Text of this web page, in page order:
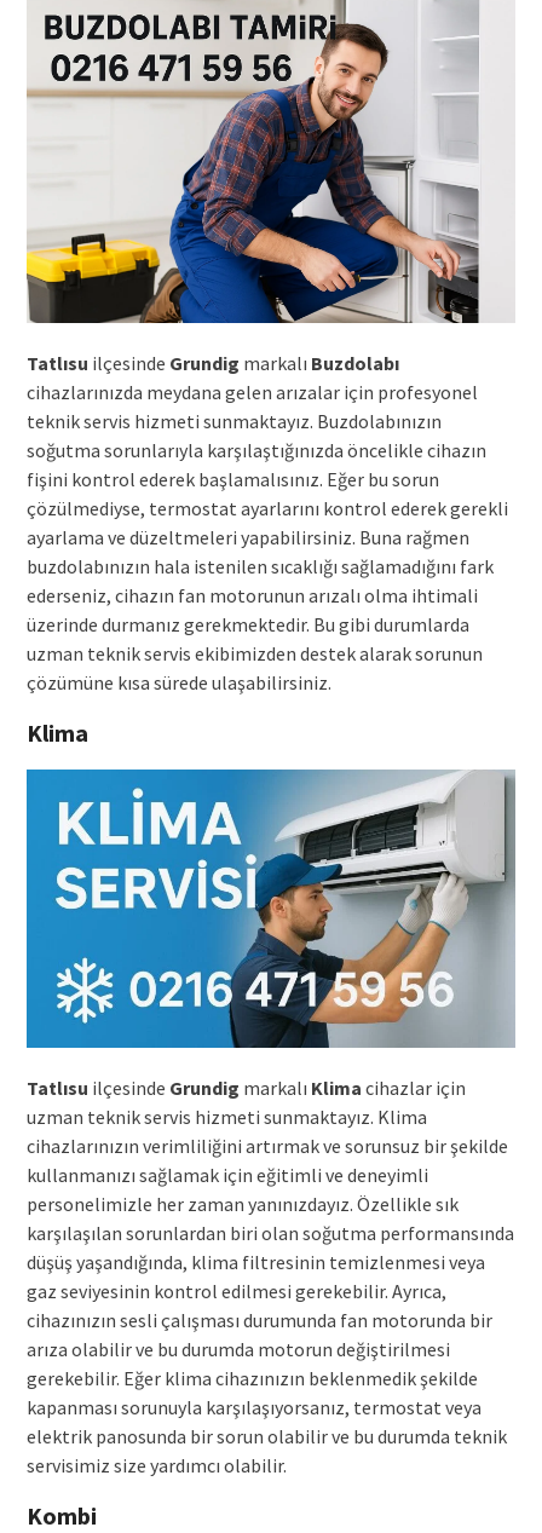
Tatlısu ilçesinde Grundig markalı Buzdolabı
cihazlarınızda meydana gelen arızalar için profesyonel
teknik servis hizmeti sunmaktayız. Buzdolabınızın
soğutma sorunlarıyla karşılaştığınızda öncelikle cihazın
fişini kontrol ederek başlamalısınız. Eğer bu sorun
çözülmediyse, termostat ayarlarını kontrol ederek gerekli
ayarlama ve düzeltmeleri yapabilirsiniz. Buna rağmen
buzdolabınızın hala istenilen sıcaklığı sağlamadığını fark
ederseniz, cihazın fan motorunun arızalı olma ihtimali
üzerinde durmanız gerekmektedir. Bu gibi durumlarda
uzman teknik servis ekibimizden destek alarak sorunun
çözümüne kısa sürede ulaşabilirsiniz.
Klima
Tatlısu ilçesinde Grundig markalı Klima cihazlar için
uzman teknik servis hizmeti sunmaktayız. Klima
cihazlarınızın verimliliğini artırmak ve sorunsuz bir şekilde
kullanmanızı sağlamak için eğitimli ve deneyimli
personelimizle her zaman yanınızdayız. Özellikle sık
karşılaşılan sorunlardan biri olan soğutma performansında
düşüş yaşandığında, klima filtresinin temizlenmesi veya
gaz seviyesinin kontrol edilmesi gerekebilir. Ayrıca,
cihazınızın sesli çalışması durumunda fan motorunda bir
arıza olabilir ve bu durumda motorun değiştirilmesi
gerekebilir. Eğer klima cihazınızın beklenmedik şekilde
kapanması sorunuyla karşılaşıyorsanız, termostat veya
elektrik panosunda bir sorun olabilir ve bu durumda teknik
servisimiz size yardımcı olabilir.
Kombi